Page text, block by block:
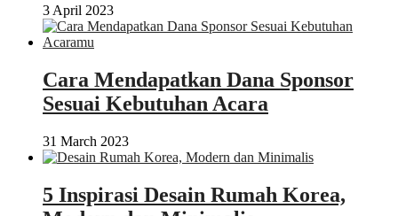
3 April 2023
Cara Mendapatkan Dana Sponsor
Sesuai Kebutuhan Acara
31 March 2023
5 Inspirasi Desain Rumah Korea,